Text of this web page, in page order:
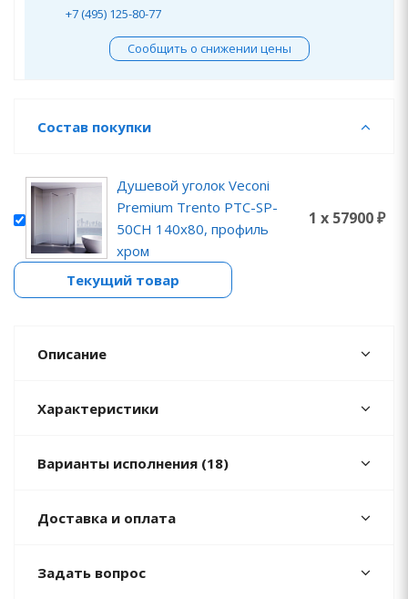
+7 (495) 125-80-77
Сообщить о снижении цены
Состав покупки
Душевой уголок Veconi
Premium Trento PTC-SP-
50CH 140x80, профиль
хром
1 x 57900 ₽
Текущий товар
Описание
Характеристики
Варианты исполнения (18)
Доставка и оплата
Задать вопрос